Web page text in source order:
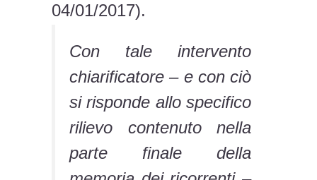
04/01/2017).
Con tale intervento
chiarificatore – e con ciò
si risponde allo specifico
rilievo contenuto nella
parte finale della